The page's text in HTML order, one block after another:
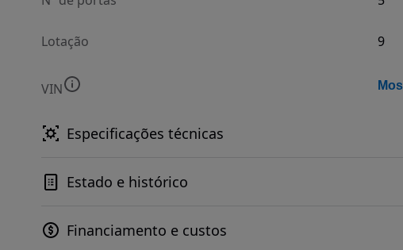
Lotação 9
VIN
Especificações técnicas
Estado e histórico
Financiamento e custos